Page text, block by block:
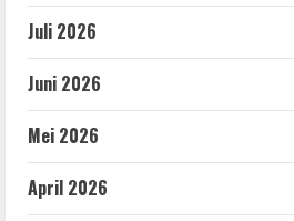
Juli 2026
Juni 2026
Mei 2026
April 2026